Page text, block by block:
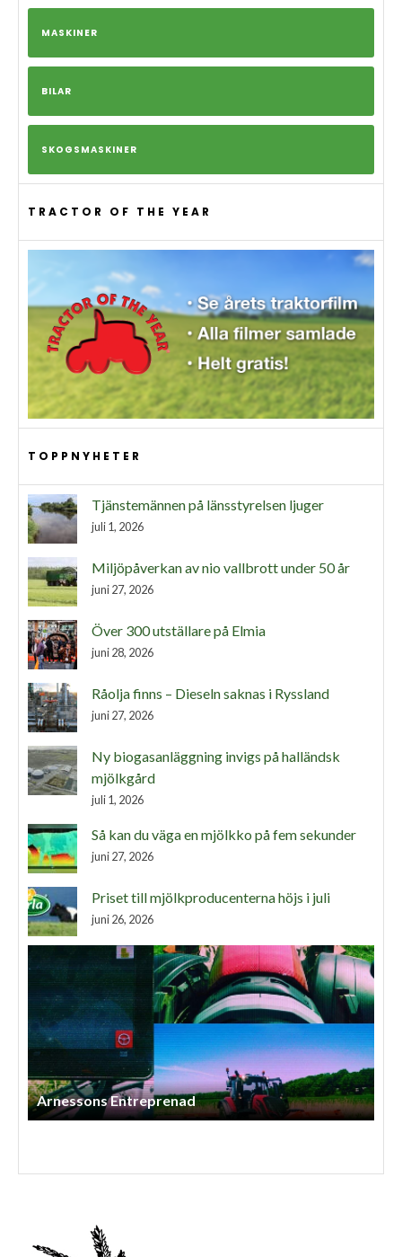
MASKINER
BILAR
SKOGSMASKINER
TRACTOR OF THE YEAR
TOPPNYHETER
Tjänstemännen på länsstyrelsen ljuger
juli 1, 2026
Miljöpåverkan av nio vallbrott under 50 år
juni 27, 2026
Över 300 utställare på Elmia
juni 28, 2026
Råolja finns – Dieseln saknas i Ryssland
juni 27, 2026
Ny biogasanläggning invigs på halländsk
mjölkgård
juli 1, 2026
Så kan du väga en mjölkko på fem sekunder
juni 27, 2026
Priset till mjölkproducenterna höjs i juli
juni 26, 2026
Ss Lantbruksentreprenad AB